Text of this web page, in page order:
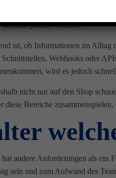
sind. Wer weiß, welche
präziser steuern.
ist, ob Informationen im
Webhooks oder
wird es jedoch
nicht nur auf den Shop
Bereiche
andere Anforderungen als ein
sein und zum Aufwand des